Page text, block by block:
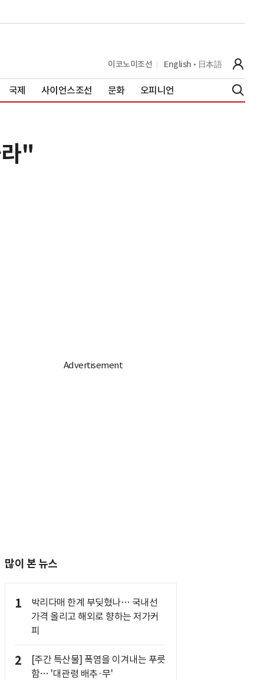
이코노미조선 English 日本語
국제 사이언스조선 문화 오피니언
"
많이 본 뉴스
1
박리다매 한계 부딪혔나… 국내선
가격 올리고 해외로 향하는 저가커
피
2
[주간 특산물] 폭염을 이겨내는 푸릇
함… '대관령 배추·무'